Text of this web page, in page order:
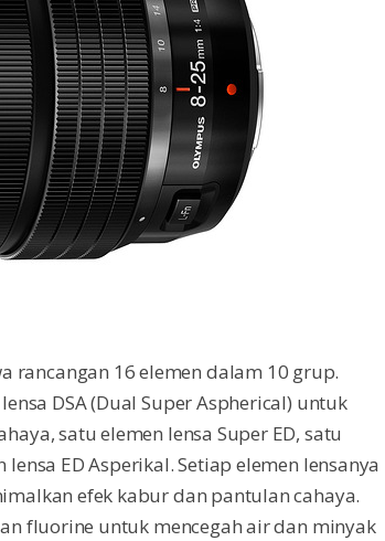
rancangan 16 elemen dalam 10 grup.
DSA (Dual Super Aspherical) untuk
satu elemen lensa Super ED, satu
ED Asperikal. Setiap elemen lensanya
efek kabur dan pantulan cahaya.
fluorine untuk mencegah air dan minyak